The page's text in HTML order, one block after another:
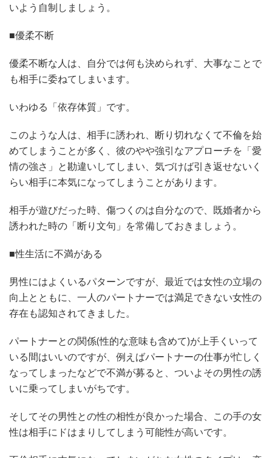
いよう自制しましょう。
■優柔不断
優柔不断な人は、自分では何も決められず、大事なことで
も相手に委ねてしまいます。
いわゆる「依存体質」です。
このような人は、相手に誘われ、断り切れなくて不倫を始
めてしまうことが多く、彼のやや強引なアプローチを「愛
情の強さ」と勘違いしてしまい、気づけば引き返せないく
らい相手に本気になってしまうことがあります。
相手が遊びだった時、傷つくのは自分なので、既婚者から
誘われた時の「断り文句」を常備しておきましょう。
■性生活に不満がある
男性にはよくいるパターンですが、最近では女性の立場の
向上とともに、一人のパートナーでは満足できない女性の
存在も認知されてきました。
パートナーとの関係(性的な意味も含めて)が上手くいって
いる間はいいのですが、例えばパートナーの仕事が忙しく
なってしまったなどで不満が募ると、ついよその男性の誘
いに乗ってしまいがちです。
そしてその男性との性の相性が良かった場合、この手の女
性は相手にドはまりしてしまう可能性が高いです。